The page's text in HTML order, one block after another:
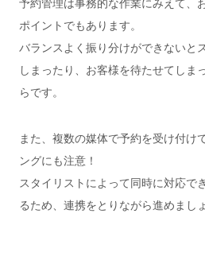
予約管理は事務的な作業にみえて、
ポイントでもあります。
バランスよく振り分けができないと
しまったり、お客様を待たせてしま
らです。
また、複数の媒体で予約を受け付け
ングにも注意！
スタイリストによって同時に対応で
るため、連携をとりながら進めましょ